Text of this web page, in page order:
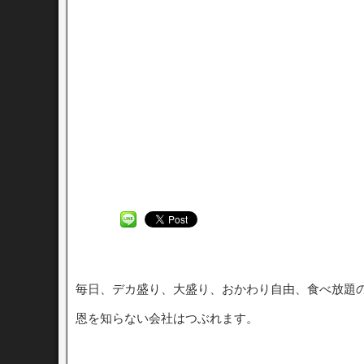
毎日、デカ盛り、大盛り、おかわり自由、食べ放題
恩を知らない会社はつぶれます。